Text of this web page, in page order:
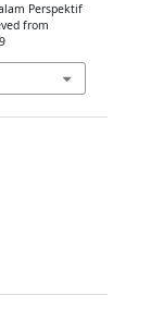
Perspektif
from